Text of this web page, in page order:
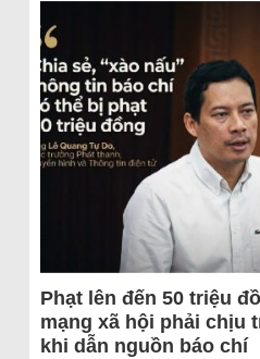
Phạt lên đến 50 triệu
mạng xã hội phải chịu
khi dẫn nguồn báo chí